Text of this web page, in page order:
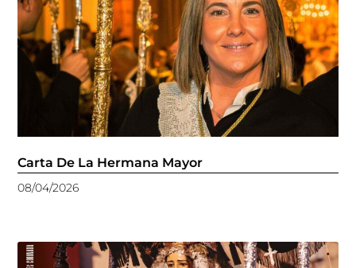
Carta De La Hermana Mayor
08/04/2026